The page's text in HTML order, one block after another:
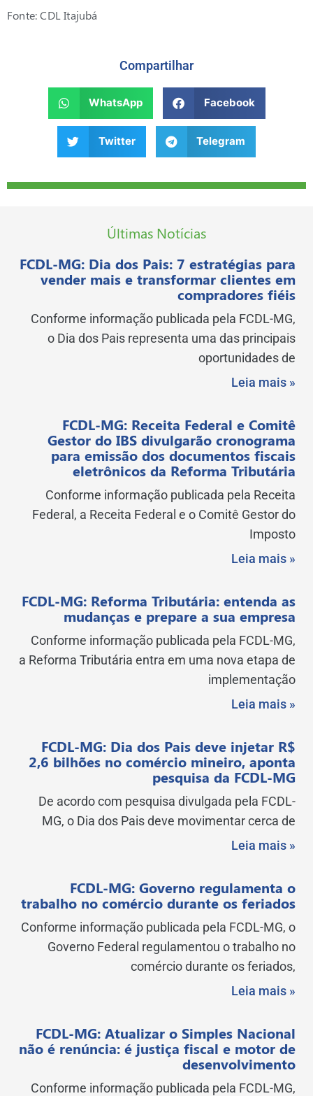
Fonte: CDL Itajubá
Compartilhar
WhatsApp Facebook
Twitter Telegram
Últimas Notícias
FCDL-MG: Dia dos Pais: 7 estratégias para
vender mais e transformar clientes em
compradores fiéis
Conforme informação publicada pela FCDL-MG,
o Dia dos Pais representa uma das principais
oportunidades de
Leia mais »
FCDL-MG: Receita Federal e Comitê
Gestor do IBS divulgarão cronograma
para emissão dos documentos fiscais
eletrônicos da Reforma Tributária
Conforme informação publicada pela Receita
Federal, a Receita Federal e o Comitê Gestor do
Imposto
Leia mais »
FCDL-MG: Reforma Tributária: entenda as
mudanças e prepare a sua empresa
Conforme informação publicada pela FCDL-MG,
a Reforma Tributária entra em uma nova etapa de
implementação
Leia mais »
FCDL-MG: Dia dos Pais deve injetar R$
2,6 bilhões no comércio mineiro, aponta
pesquisa da FCDL-MG
De acordo com pesquisa divulgada pela FCDL-
MG, o Dia dos Pais deve movimentar cerca de
Leia mais »
FCDL-MG: Governo regulamenta o
trabalho no comércio durante os feriados
Conforme informação publicada pela FCDL-MG, o
Governo Federal regulamentou o trabalho no
comércio durante os feriados,
Leia mais »
FCDL-MG: Atualizar o Simples Nacional
não é renúncia: é justiça fiscal e motor de
desenvolvimento
Conforme informação publicada pela FCDL-MG,